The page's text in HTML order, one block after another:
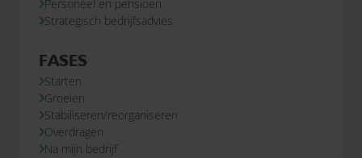
Personeel en pensioen
Strategisch bedrijfsadvies
FASES
Starten
Groeien
Stabiliseren/reorganiseren
Overdragen
Na mijn bedrijf